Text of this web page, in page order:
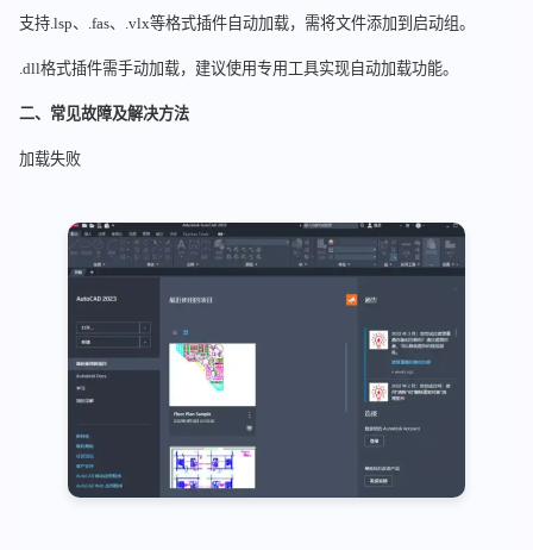
支持.lsp、.fas、.vlx等格式插件自动加载，需将文件添加到启动组。
.dll格式插件需手动加载，建议使用专用工具实现自动加载功能。
二、常见故障及解决方法
加载失败